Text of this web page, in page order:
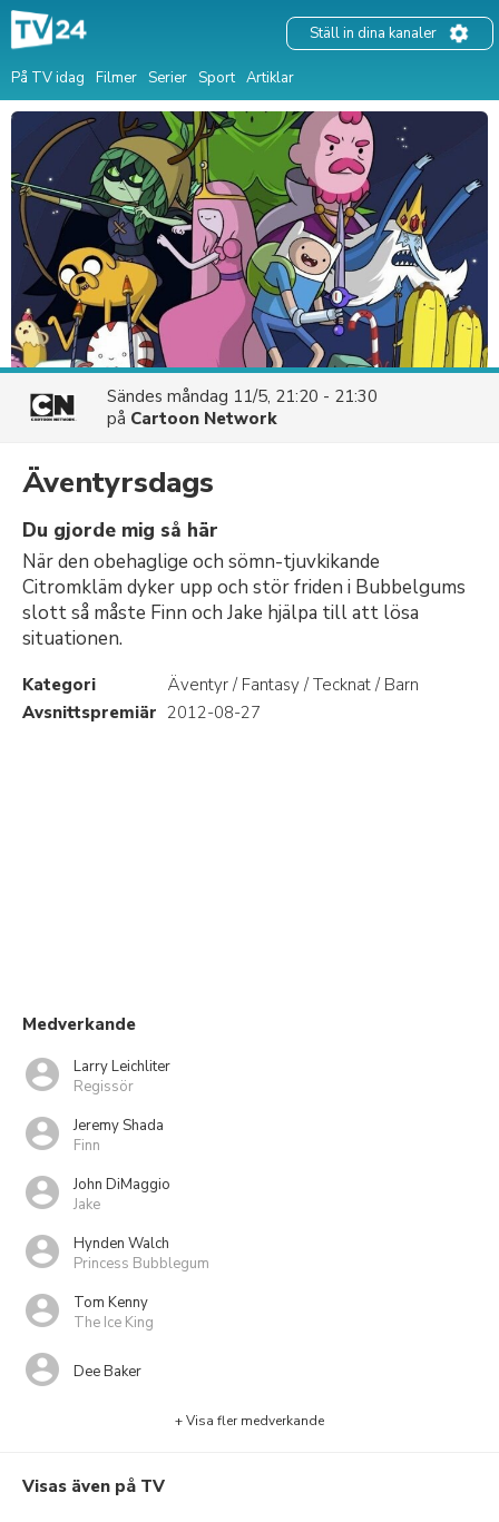
På TV idag Filmer Serier Sport Artiklar
Ställ in dina kanaler
Sändes måndag 11/5, 21:20 - 21:30
på Cartoon Network
Äventyrsdags
Du gjorde mig så här
När den obehaglige och sömn-tjuvkikande
Citromkläm dyker upp och stör friden i Bubbelgums
slott så måste Finn och Jake hjälpa till att lösa
situationen.
Kategori
Äventyr / Fantasy / Tecknat / Barn
Avsnittspremiär 2012-08-27
Medverkande
Larry Leichliter
Regissör
Jeremy Shada
Finn
John DiMaggio
Jake
Hynden Walch
Princess Bubblegum
Tom Kenny
The Ice King
Dee Baker
+ Visa fler medverkande
Visas även på TV